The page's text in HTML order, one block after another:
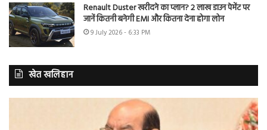
Renault Duster खरीदने का प्लान? 2 लाख डाउन पेमेंट पर
जानें कितनी बनेगी EMI और कितना देना होगा लोन
9 July 2026 - 6:33 PM
खेत खलिहान